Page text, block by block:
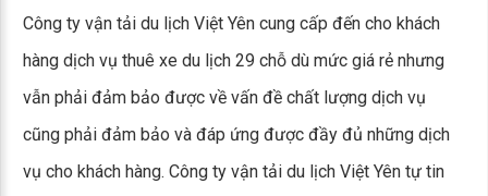
Công ty vận tải du lịch Việt Yên cung cấp đến cho khách
hàng dịch vụ thuê xe du lịch 29 chỗ dù mức giá rẻ nhưng
vẫn phải đảm bảo được về vấn đề chất lượng dịch vụ
cũng phải đảm bảo và đáp ứng được đầy đủ những dịch
vụ cho khách hàng. Công ty vận tải du lịch Việt Yên tự tin